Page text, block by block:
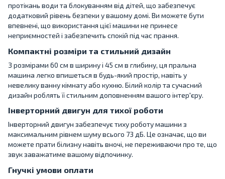
протікань води та блокуванням від дітей, що забезпечує
додатковий рівень безпеки у вашому домі. Ви можете бути
впевнені, що використання цієї машини не принесе
неприємностей і забезпечить спокій під час прання.
Компактні розміри та стильний дизайн
З розмірами 60 см в ширину і 45 см в глибину, ця пральна
машина легко впишеться в будь-який простір, навіть у
невелику ванну кімнату або кухню. Білий колір та сучасний
дизайн роблять її стильним доповненням вашого інтер'єру.
Інверторний двигун для тихої роботи
Інверторний двигун забезпечує тиху роботу машини з
максимальним рівнем шуму всього 73 дБ. Це означає, що ви
можете прати білизну навіть вночі, не переживаючи про те, що
звук заважатиме вашому відпочинку.
Гнучкі умови оплати